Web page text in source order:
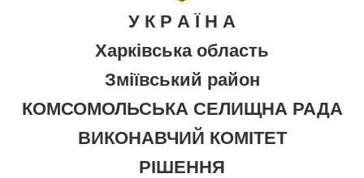
У К Р А Ї Н А
Харківська область
Зміївський район
КОМСОМОЛЬСЬКА СЕЛИЩНА РАДА
ВИКОНАВЧИЙ КОМІТЕТ
РІШЕННЯ